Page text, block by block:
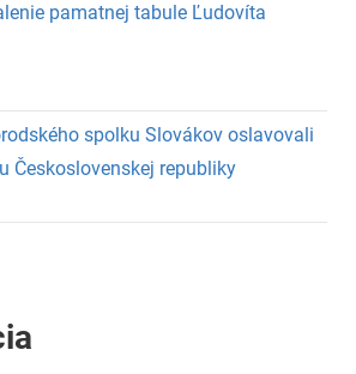
pamatnej tabule Ľudovíta
spolku Slovákov oslavovali
Československej republiky